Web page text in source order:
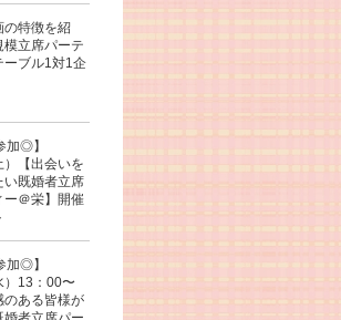
の特徴を紹
模立席パーテ
ーブル1対1企
加◎】
）【出会いを
い既婚者立席
ー＠栄】開催
加◎】
）13：00〜
のある皆様が